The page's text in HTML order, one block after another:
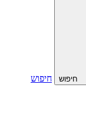
חיפוש
חיפוש